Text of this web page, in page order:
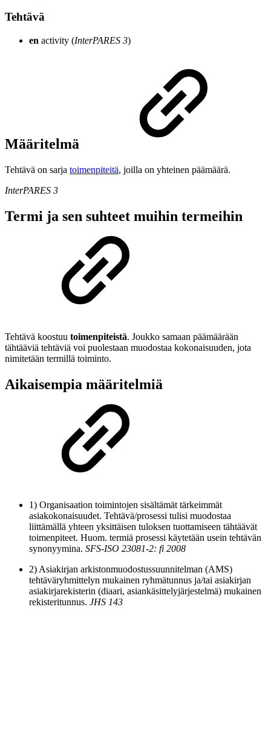
Tehtävä
en activity (InterPARES 3)
Määritelmä
Tehtävä on sarja toimenpiteitä, joilla on yhteinen päämäärä.
InterPARES 3
Termi ja sen suhteet muihin termeihin
Tehtävä koostuu toimenpiteistä. Joukko samaan päämäärään
tähtääviä tehtäviä voi puolestaan muodostaa kokonaisuuden, jota
nimitetään termillä toiminto.
Aikaisempia määritelmiä
1) Organisaation toimintojen sisältämät tärkeimmät
asiakokonaisuudet. Tehtävä/prosessi tulisi muodostaa
liittämällä yhteen yksittäisen tuloksen tuottamiseen tähtäävät
toimenpiteet. Huom. termiä prosessi käytetään usein tehtävän
synonyymina. SFS-ISO 23081-2: fi 2008
2) Asiakirjan arkistonmuodostussuunnitelman (AMS)
tehtäväryhmittelyn mukainen ryhmätunnus ja/tai asiakirjan
asiakirjarekisterin (diaari, asiankäsittelyjärjestelmä) mukainen
rekisteritunnus. JHS 143